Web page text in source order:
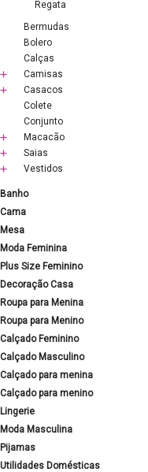
Regata
Bermudas
Bolero
Calças
Camisas
Casacos
Colete
Conjunto
Macacão
Saias
Vestidos
Banho
Cama
Mesa
Moda Feminina
Plus Size Feminino
Decoração Casa
Roupa para Menina
Roupa para Menino
Calçado Feminino
Calçado Masculino
Calçado para menina
Calçado para menino
Lingerie
Moda Masculina
Pijamas
Utilidades Domésticas